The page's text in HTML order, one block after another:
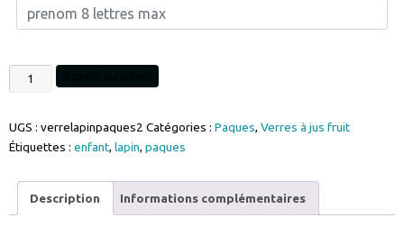
quantité
de
gravure
prénom
paques
personnalisable
UGS : verrelapinpaques2 Catégories : Paques, Verres à jus fruit
Étiquettes : enfant, lapin, paques
Description Informations complémentaires